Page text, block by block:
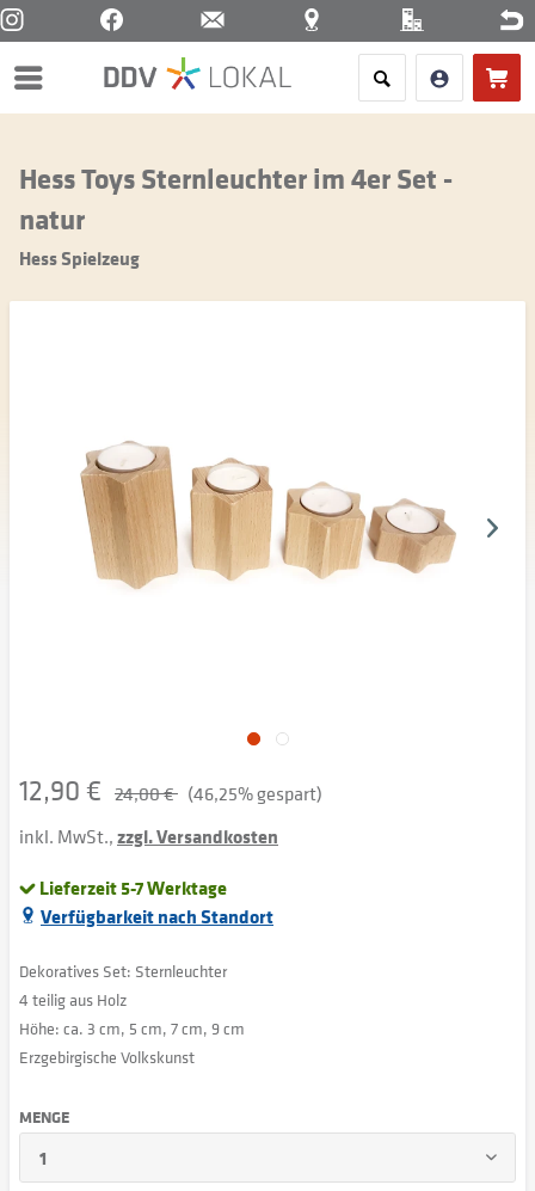
Menü
Hess Toys Sternleuchter im 4er Set -
natur
Hess Spielzeug
12,90 € 24,00 € (46,25% gespart)
inkl. MwSt.,zzgl. Versandkosten
Lieferzeit 5-7 Werktage
Verfügbarkeit nach Standort
Dekoratives Set: Sternleuchter
4 teilig aus Holz
Höhe: ca. 3 cm, 5 cm, 7 cm, 9 cm
Erzgebirgische Volkskunst
MENGE